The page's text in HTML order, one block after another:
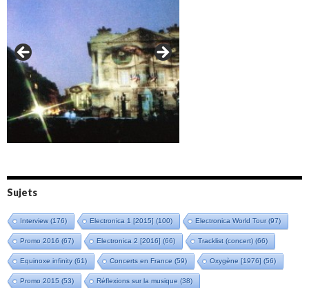
Amazônia (2021)
Oxymore (2022)
Versailles 400 (2024)
Live in Bratislava (2025)
Sujets
Interview(176) Electronica 1 [2015] (100) Electronica World Tour(97)
Promo 2016 (67) Electronica 2 [2016] (66) Tracklist (concert) (66)
Equinoxe infinity(61) Concerts en France (59) Oxygène [1976] (56)
Promo 2015 (53) Réflexions sur la musique (38)